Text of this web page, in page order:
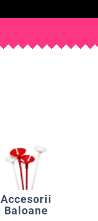
Accesorii
Baloane